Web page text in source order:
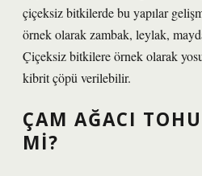
çiçeksiz bitkilerde bu yapılar
örnek olarak zambak, leylak,
Çiçeksiz bitkilere örnek olarak
kibrit çöpü verilebilir.
ÇAM AĞACI
MI?